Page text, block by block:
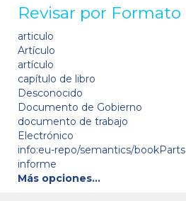
Revisar por Formato
articulo
Artículo
artículo
capítulo de libro
Desconocido
Documento de Gobierno
documento de trabajo
Electrónico
info:eu-repo/semantics/bookParts
informe
Más opciones…